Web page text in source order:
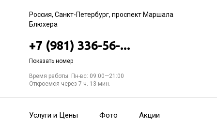
Россия, Санкт-Петербург, проспект Маршала
Блюхера
+7 (981) 336-56-...
Показать номер
Время работы: Пн-вс: 09:00—21:00
Откроемся через 7 ч. 13 мин.
Услуги и Цены Фото Акции